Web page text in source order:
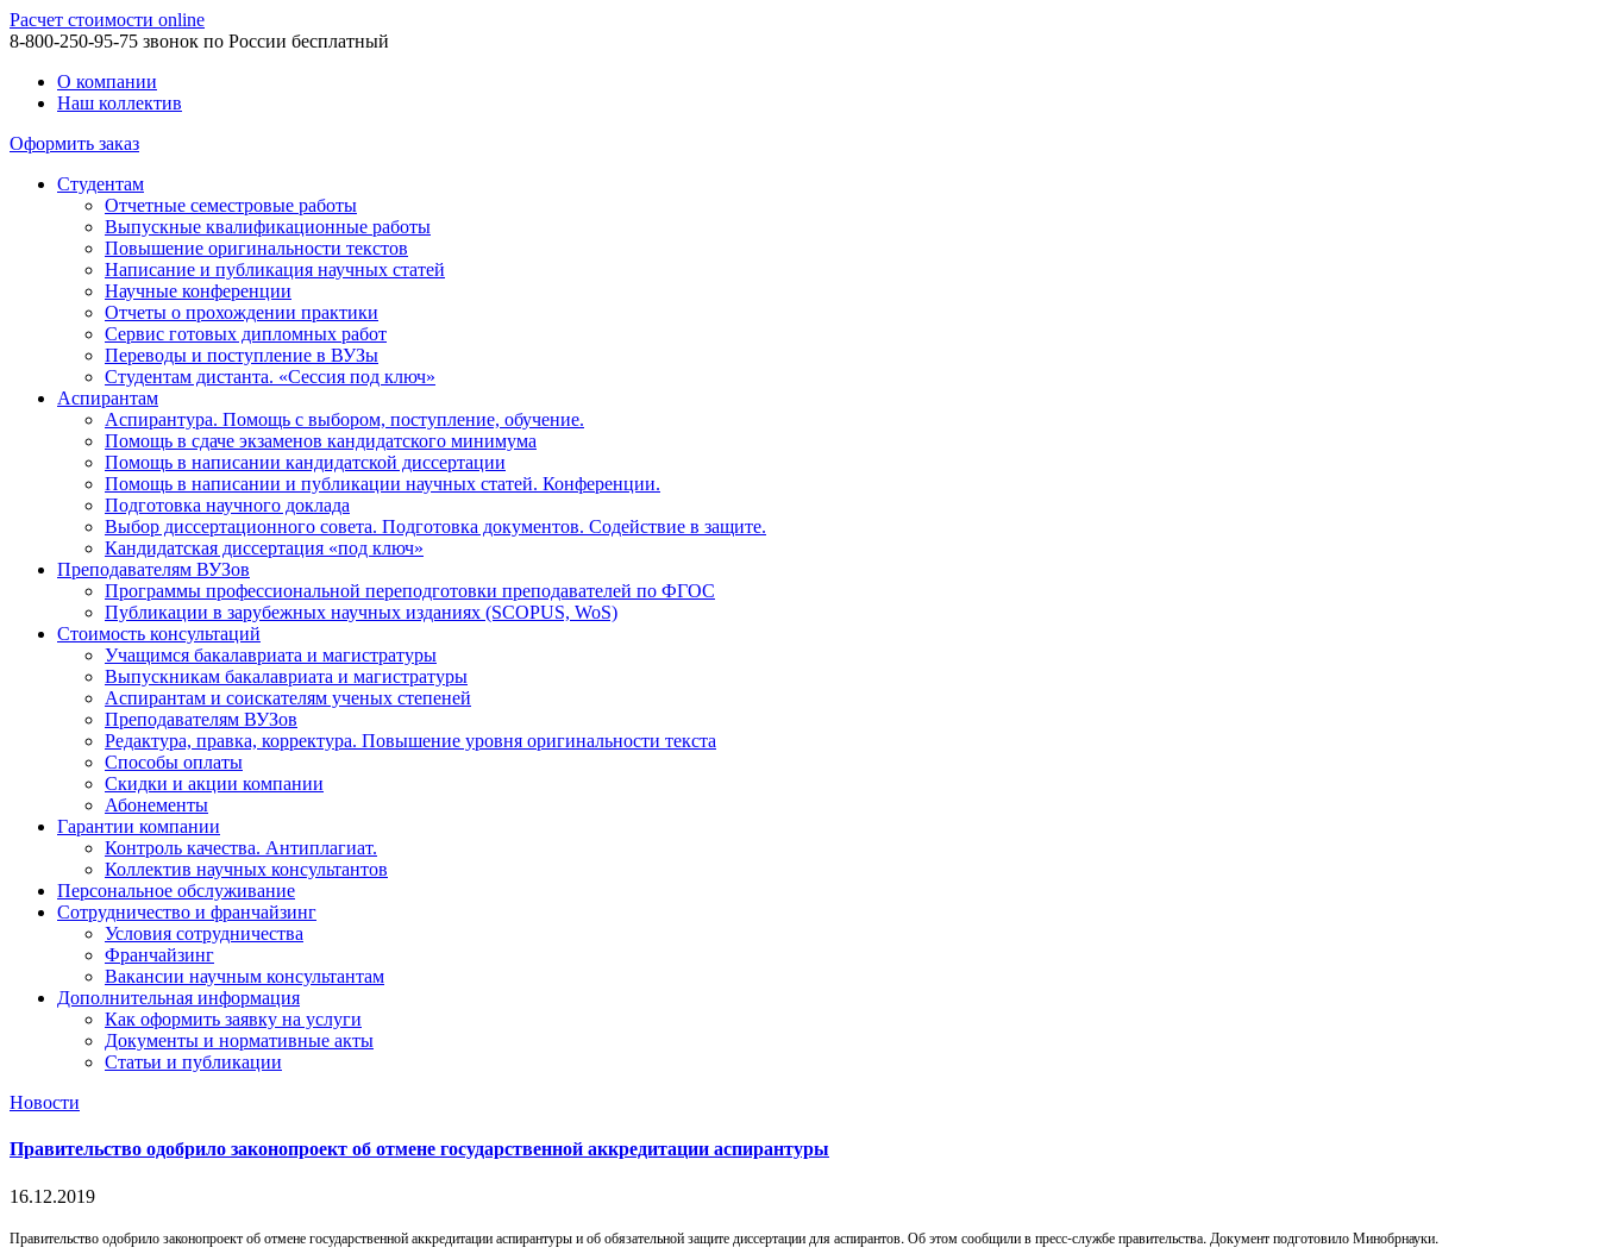
Расчет стоимости online
8-800-250-95-75 звонок по России бесплатный
О компании
Наш коллектив
Оформить заказ
Студентам
Отчетные семестровые работы
Выпускные квалификационные работы
Повышение оригинальности текстов
Написание и публикация научных статей
Научные конференции
Отчеты о прохождении практики
Сервис готовых дипломных работ
Переводы и поступление в ВУЗы
Студентам дистанта. «Сессия под ключ»
Аспирантам
Аспирантура. Помощь с выбором, поступление, обучение.
Помощь в сдаче экзаменов кандидатского минимума
Помощь в написании кандидатской диссертации
Помощь в написании и публикации научных статей. Конференции.
Подготовка научного доклада
Выбор диссертационного совета. Подготовка документов. Содействие в защите.
Кандидатская диссертация «под ключ»
Преподавателям ВУЗов
Программы профессиональной переподготовки преподавателей по ФГОС
Публикации в зарубежных научных изданиях (SCOPUS, WoS)
Стоимость консультаций
Учащимся бакалавриата и магистратуры
Выпускникам бакалавриата и магистратуры
Аспирантам и соискателям ученых степеней
Преподавателям ВУЗов
Редактура, правка, корректура. Повышение уровня оригинальности текста
Способы оплаты
Скидки и акции компании
Абонементы
Гарантии компании
Контроль качества. Антиплагиат.
Коллектив научных консультантов
Персональное обслуживание
Сотрудничество и франчайзинг
Условия сотрудничества
Франчайзинг
Вакансии научным консультантам
Дополнительная информация
Как оформить заявку на услуги
Документы и нормативные акты
Статьи и публикации
Новости
Правительство одобрило законопроект об отмене государственной аккредитации аспирантуры
16.12.2019
Правительство одобрило законопроект об отмене государственной аккредитации аспирантуры и об обязательной защите диссертации для аспирантов. Об этом сообщили в пресс-службе правительства. Документ подготовило Минобрнауки.